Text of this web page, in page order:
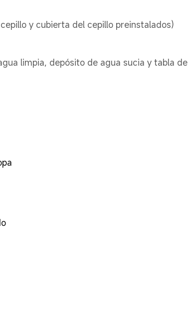
y cubierta del cepillo preinstalados)
limpia, depósito de agua sucia y tabla de